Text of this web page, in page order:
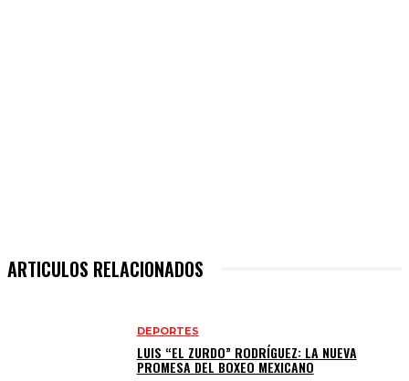
ARTICULOS RELACIONADOS
DEPORTES
LUIS “EL ZURDO” RODRÍGUEZ: LA NUEVA
PROMESA DEL BOXEO MEXICANO